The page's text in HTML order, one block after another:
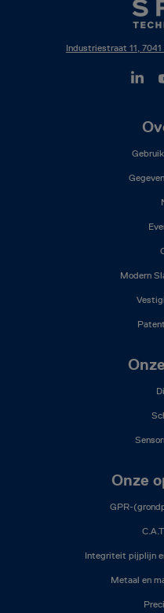
Industriestraat 11,
Modern
Onze
GPR-
Integriteit pijplijn
Metaal en